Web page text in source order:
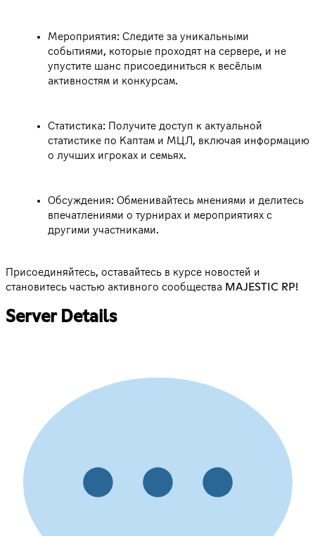
Мероприятия: Следите за уникальными
событиями, которые проходят на сервере, и не
упустите шанс присоединиться к весёлым
активностям и конкурсам.
Статистика: Получите доступ к актуальной
статистике по Каптам и МЦЛ, включая информацию
о лучших игроках и семьях.
Обсуждения: Обменивайтесь мнениями и делитесь
впечатлениями о турнирах и мероприятиях с
другими участниками.
Присоединяйтесь, оставайтесь в курсе новостей и
становитесь частью активного сообщества MAJESTIC RP!
Server Details